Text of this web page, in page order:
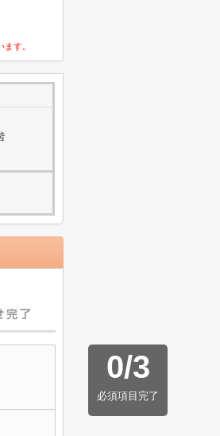
す。
0/3
必須項目完了